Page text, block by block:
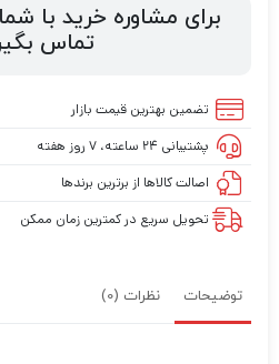
برای مشاوره خرید با
تماس
تضمین بهترین قیمت بازار
پشتیبانی ۲۴ ساعته، ۷ روز هفته
اصالت کالاها از برترین برندها
تحویل سریع در کمترین زمان ممکن
توضیحات نظرات (0)